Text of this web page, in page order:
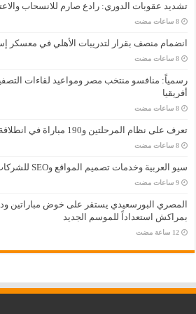
تشديد عقوبات الدوري: رادع صارم للانسحاب
‏8 ساعات مضت
انضمام منصف بقرار لتدريبات الأهلي في معسكر
‏8 ساعات مضت
رسمياً: منافسو منتخب مصر ومواعيد لقاءات
أفريقيا
‏8 ساعات مضت
تعرف على نظام المرحلتين و190 مباراة في انطلاقة الدوري المصري 2026-2027
‏8 ساعات مضت
سيو العربية وخدمات تصميم المواقع وSEO للشركات السعودية
‏9 ساعات مضت
المصري البورسعيدي يستقر على خوض مباراتين
بمراكش استعداداً للموسم الجديد
‏12 ساعة مضت